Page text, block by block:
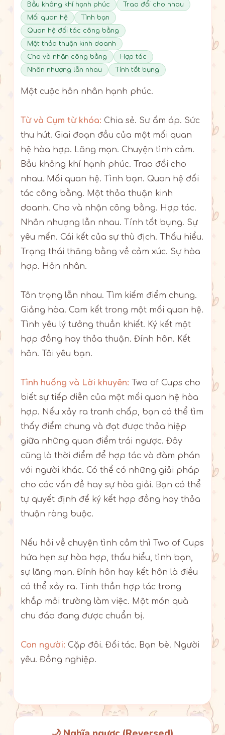
Bầu không khí hạnh phúc
Trao đổi cho nhau
Mối quan hệ
Tình bạn
Quan hệ đối tác công bằng
Một thỏa thuận kinh doanh
Cho và nhận công bằng
Hợp tác
Nhân nhượng lẫn nhau
Tính tốt bụng
Một cuộc hôn nhân hạnh phúc.
Từ và Cụm từ khóa: Chia sẻ. Sư ấm áp. Sức
thu hút. Giai đoạn đầu của một mối quan
hệ hòa hợp. Lãng mạn. Chuyện tình cảm.
Bầu không khí hạnh phúc. Trao đổi cho
nhau. Mối quan hệ. Tình bạn. Quan hệ đối
tác công bằng. Một thỏa thuận kinh
doanh. Cho và nhận công bằng. Hợp tác.
Nhân nhượng lẫn nhau. Tính tốt bụng. Sự
yêu mến. Cái kết của sự thù địch. Thấu hiểu.
Trạng thái thăng bằng về cảm xúc. Sự hòa
hợp. Hôn nhân.
Tôn trọng lẫn nhau. Tìm kiếm điểm chung.
Giảng hòa. Cam kết trong một mối quan hệ.
Tình yêu lý tưởng thuần khiết. Ký kết một
hợp đồng hay thỏa thuận. Đính hôn. Kết
hôn. Tôi yêu bạn.
Tình huống và Lời khuyên: Two of Cups cho
biết sự tiếp diễn của một mối quan hệ hòa
hợp. Nếu xảy ra tranh chấp, bạn có thể tìm
thấy điểm chung và đạt được thỏa hiệp
giữa những quan điểm trái ngược. Đây
cũng là thời điểm để hợp tác và đàm phán
với người khác. Có thể có những giải pháp
cho các vấn đề hay sự hòa giải. Bạn có thể
tự quyết định để ký kết hợp đồng hay thỏa
thuận ràng buộc.
Nếu hỏi về chuyện tình cảm thì Two of Cups
hứa hẹn sự hòa hợp, thấu hiểu, tình bạn,
sự lãng mạn. Đính hôn hay kết hôn là điều
có thể xảy ra. Tinh thần hợp tác trong
khắp môi trường làm việc. Một món quà
chu đáo đang được chuẩn bị.
Con người: Cặp đôi. Đối tác. Bạn bè. Người
yêu. Đồng nghiệp.